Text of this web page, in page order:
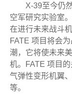
X-39至今仍然
空军研究实验室
在进行未来战斗
FATE 项目将会
潮，它将使未来
机。FATE 项目
气弹性变形机翼
等。